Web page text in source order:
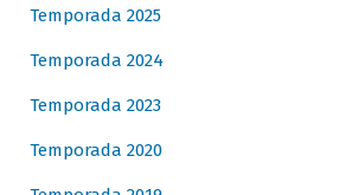
Temporada 2025
Temporada 2024
Temporada 2023
Temporada 2020